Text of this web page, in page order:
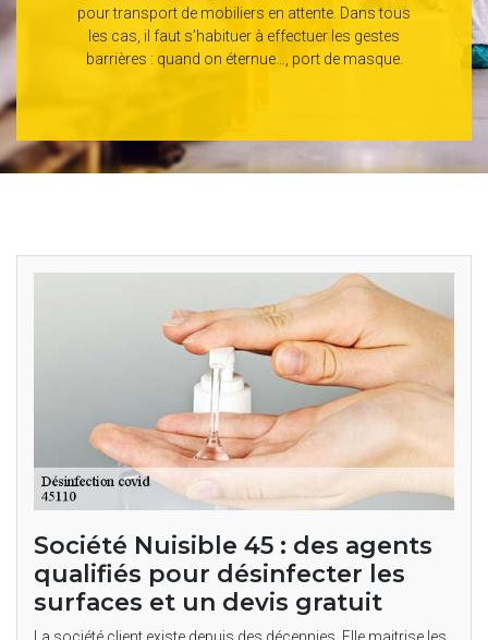
pour transport de mobiliers en attente. Dans tous
les cas, il faut s’habituer à effectuer les gestes
barrières : quand on éternue…, port de masque.
Société Nuisible 45 : des agents
qualifiés pour désinfecter les
surfaces et un devis gratuit
La société client existe depuis des décennies. Elle maitrise les